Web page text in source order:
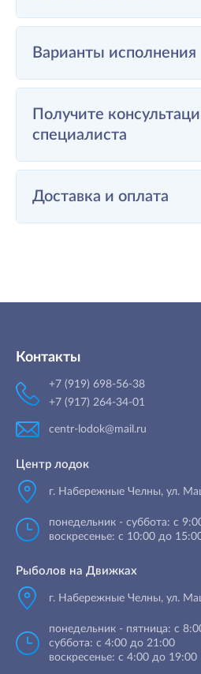
Варианты исполнения
Получите
специалиста
Доставка и оплата
Контакты
+7 (919) 698-56-38
+7 (917) 264-34-01
centr-lodok@mail.ru
Центр лодок
г. Набережные Челны, ул.
понедельник - суббота: с
воскресенье: с 10:00 до
Рыболов на Движках
г. Набережные Челны, ул.
понедельник - пятница: с
суббота: с 4:00 до 21:00
воскресенье: с 4:00 до 19:00